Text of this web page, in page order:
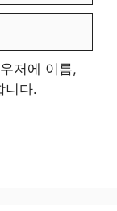
저에 이름,
니다.